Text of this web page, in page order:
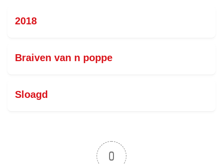
2018
Braiven van n poppe
Sloagd
0